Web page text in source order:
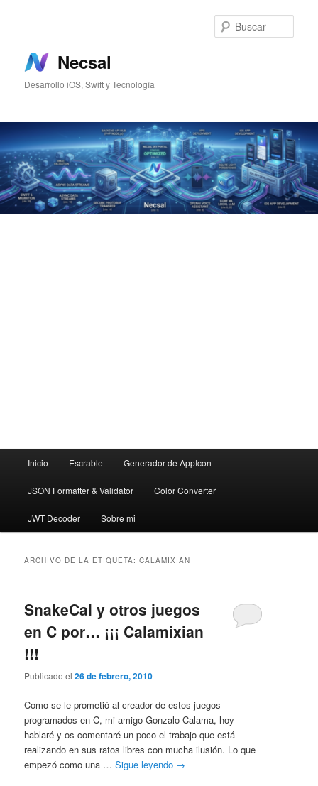
principal
secundario
Necsal
Desarrollo iOS, Swift y Tecnología
Inicio Escrable Generador de AppIcon
JSON Formatter & Validator Color Converter
JWT Decoder Sobre mi
ARCHIVO DE LA ETIQUETA:CALAMIXIAN
SnakeCal y otros juegos
en C por… ¡¡¡ Calamixian
!!!
Publicado el26 de febrero, 2010
Como se le prometió al creador de estos juegos
programados en C, mi amigo Gonzalo Calama, hoy
hablaré y os comentaré un poco el trabajo que está
realizando en sus ratos libres con mucha ilusión. Lo que
empezó como una …Sigue leyendo →